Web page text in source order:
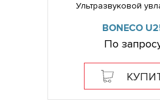
Ультразвуковой
BONECO
По